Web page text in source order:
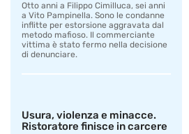
Otto anni a Filippo Cimilluca, sei anni
a Vito Pampinella. Sono le condanne
inflitte per estorsione aggravata dal
metodo mafioso. Il commerciante
vittima è stato fermo nella decisione
di denunciare.
Usura, violenza e minacce.
Ristoratore finisce in carcere